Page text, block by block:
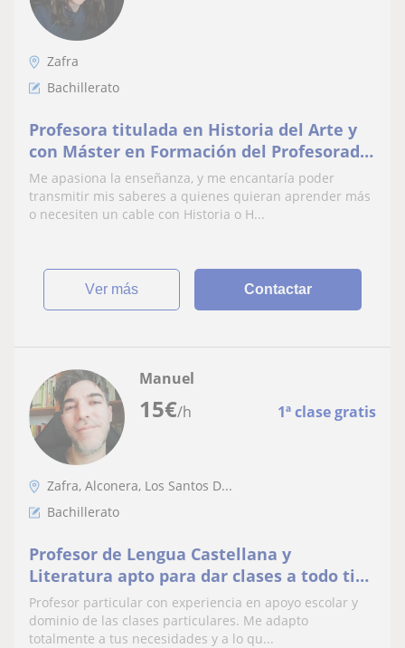
Zafra
Bachillerato
Profesora titulada en Historia del Arte y
con Máster en Formación del Profesorado
con especialidad en Geografía e Historia
Me apasiona la enseñanza, y me encantaría poder
transmitir mis saberes a quienes quieran aprender más
o necesiten un cable con Historia o H...
ver más Contactar
15€/h 1ª clase gratis
Manuel
Zafra, Alconera, Los Santos D...
Bachillerato
Profesor de Lengua Castellana y
Literatura apto para dar clases a todo tipo
de niveles.
Profesor particular con experiencia en apoyo escolar y
dominio de las clases particulares. Me adapto
totalmente a tus necesidades y a lo qu...